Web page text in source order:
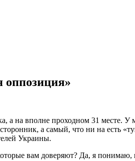
оппозиция»
на вполне проходном 31 месте. У
а самый, что ни на есть
Украины.
вам доверяют? Да, я